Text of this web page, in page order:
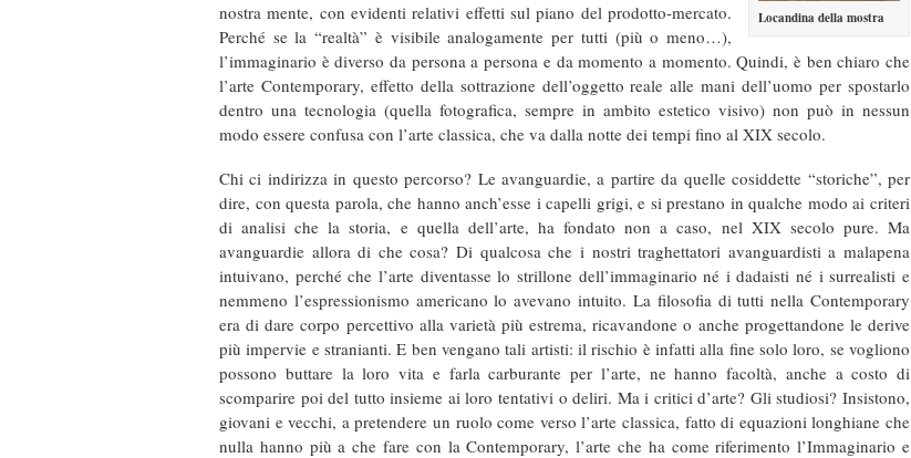
Locandina della mostra
nostra mente, con evidenti relativi effetti sul piano del prodotto-mercato.
Perché se la “realtà” è visibile analogamente per tutti (più o meno…),
l’immaginario è diverso da persona a persona e da momento a momento. Quindi, è ben chiaro che
l’arte Contemporary, effetto della sottrazione dell’oggetto reale alle mani dell’uomo per spostarlo
dentro una tecnologia (quella fotografica, sempre in ambito estetico visivo) non può in nessun
modo essere confusa con l’arte classica, che va dalla notte dei tempi fino al XIX secolo.
Chi ci indirizza in questo percorso? Le avanguardie, a partire da quelle cosiddette “storiche”, per
dire, con questa parola, che hanno anch’esse i capelli grigi, e si prestano in qualche modo ai criteri
di analisi che la storia, e quella dell’arte, ha fondato non a caso, nel XIX secolo pure. Ma
avanguardie allora di che cosa? Di qualcosa che i nostri traghettatori avanguardisti a malapena
intuivano, perché che l’arte diventasse lo strillone dell’immaginario né i dadaisti né i surrealisti e
nemmeno l’espressionismo americano lo avevano intuito. La filosofia di tutti nella Contemporary
era di dare corpo percettivo alla varietà più estrema, ricavandone o anche progettandone le derive
più impervie e stranianti. E ben vengano tali artisti: il rischio è infatti alla fine solo loro, se vogliono
possono buttare la loro vita e farla carburante per l’arte, ne hanno facoltà, anche a costo di
scomparire poi del tutto insieme ai loro tentativi o deliri. Ma i critici d’arte? Gli studiosi? Insistono,
giovani e vecchi, a pretendere un ruolo come verso l’arte classica, fatto di equazioni longhiane che
nulla hanno più a che fare con la Contemporary, l’arte che ha come riferimento l’Immaginario e